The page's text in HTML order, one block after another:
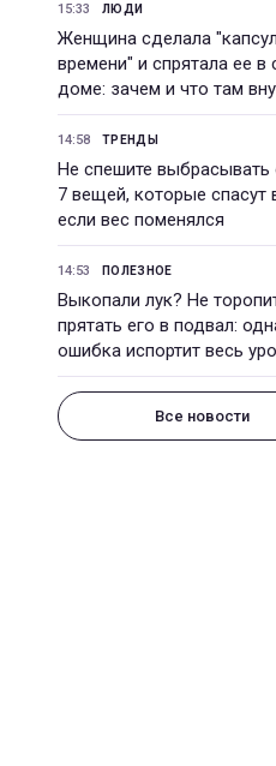
15:33 ЛЮДИ
Женщина сделала
времени" и спрятала ее в
доме: зачем и что там
14:58 ТРЕНДЫ
Не спешите выбрасывать
7 вещей, которые спасут
если вес поменялся
14:53 ПОЛЕЗНОЕ
Выкопали лук? Не
прятать его в подвал:
ошибка испортит весь
Все новости